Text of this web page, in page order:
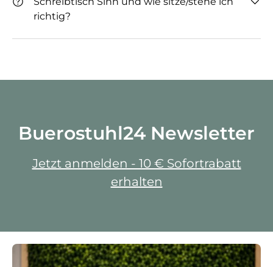
richtig?
Buerostuhl24 Newsletter
Jetzt anmelden - 10 € Sofortrabatt
erhalten